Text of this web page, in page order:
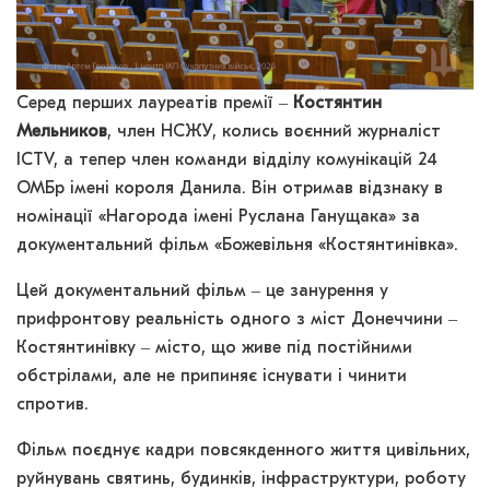
Серед перших лауреатів премії ‒ Костянтин
Мельников, член НСЖУ, колись воєнний журналіст
ICTV, а тепер член команди відділу комунікацій 24
ОМБр імені короля Данила. Він отримав відзнаку в
номінації «Нагорода імені Руслана Ганущака» за
документальний фільм «Божевільня «Костянтинівка».
Цей документальний фільм ‒ це занурення у
прифронтову реальність одного з міст Донеччини ‒
Костянтинівку ‒ місто, що живе під постійними
обстрілами, але не припиняє існувати і чинити
спротив.
Фільм поєднує кадри повсякденного життя цивільних,
руйнувань святинь, будинків, інфраструктури, роботу